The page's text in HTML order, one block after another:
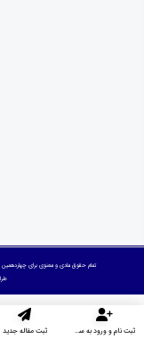
تمام حقوق مادی و معنوی برای چهاردهمین
ثبت نام و ورود به سایت ثبت مقاله جدید